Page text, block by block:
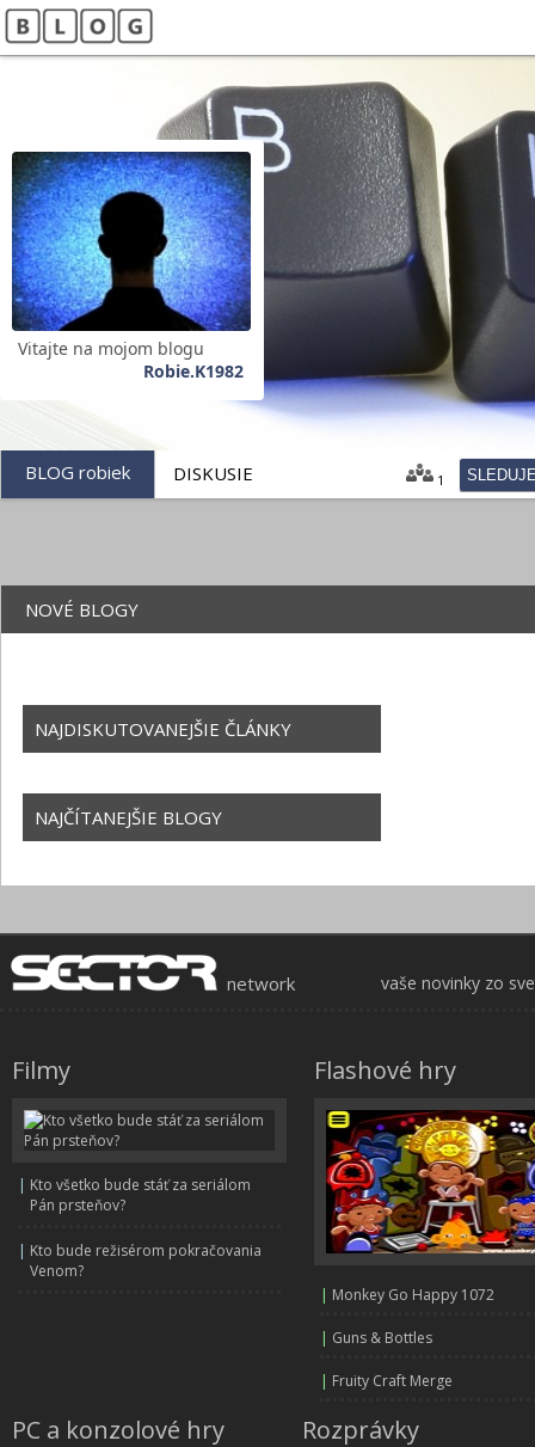
BLOG robiek DISKUSIE 1
Vitajte na mojom blogu
Robie.K1982
NOVÉ BLOGY
NAJDISKUTOVANEJŠIE ČLÁNKY
NAJČÍTANEJŠIE BLOGY
vaše novinky zo
network
Filmy
| Kto všetko bude stáť za seriálom
Pán prsteňov?
| Kto bude režisérom pokračovania
Venom?
Flashové hry
| Monkey Go Happy 1072
| Guns & Bottles
| Fruity Craft Merge
PC a konzolové hry Rozprávky